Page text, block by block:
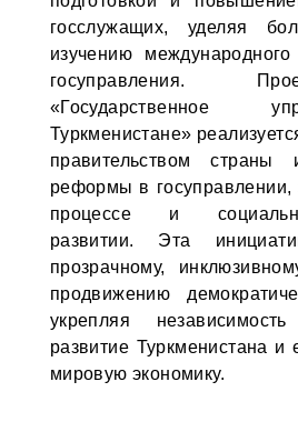
госслужащих, уделяя
изучению
госуправления.
«Государственное
Туркменистане»
правительством страны
реформы в госуправлении,
процессе и социально-
развитии. Эта
прозрачному,
продвижению
укрепляя
развитие Туркменистана и
мировую экономику.